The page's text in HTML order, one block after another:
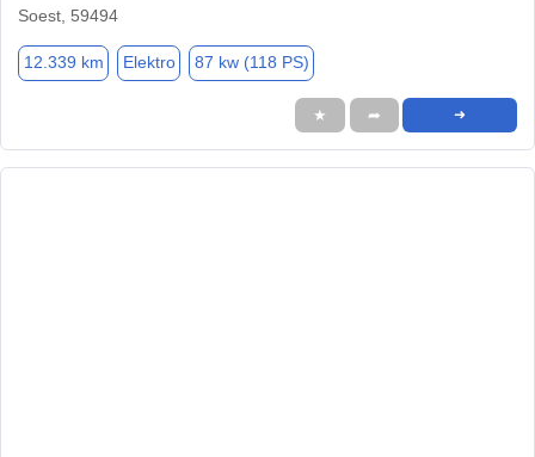
Soest, 59494
12.339 km Elektro 87 kw (118 PS)
★ ➦ ➜